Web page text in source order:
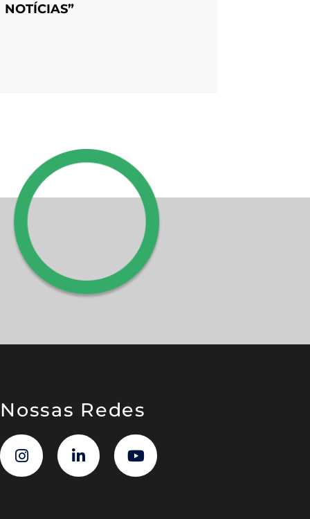
NOTÍCIAS”
Nossas Redes